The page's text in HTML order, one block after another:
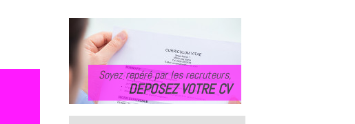
Soyez repéré par les recruteurs,
DEPOSEZ VOTRE CV